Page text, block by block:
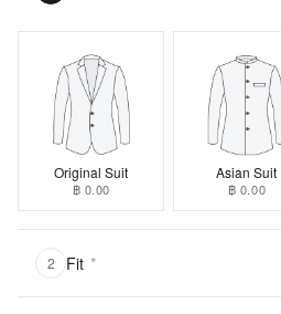
Original Suit
฿ 0.00
Asian Suit
฿ 0.00
2 Fit *